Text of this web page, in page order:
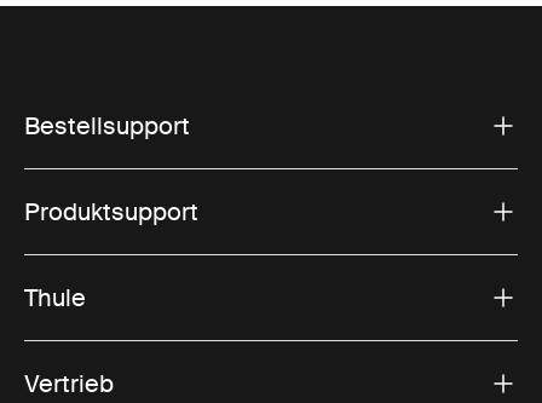
Bestellsupport
Produktsupport
Thule
Vertrieb